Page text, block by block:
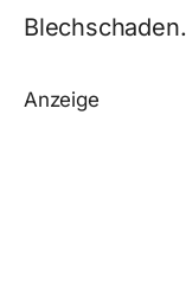
Blechschaden.
Anzeige